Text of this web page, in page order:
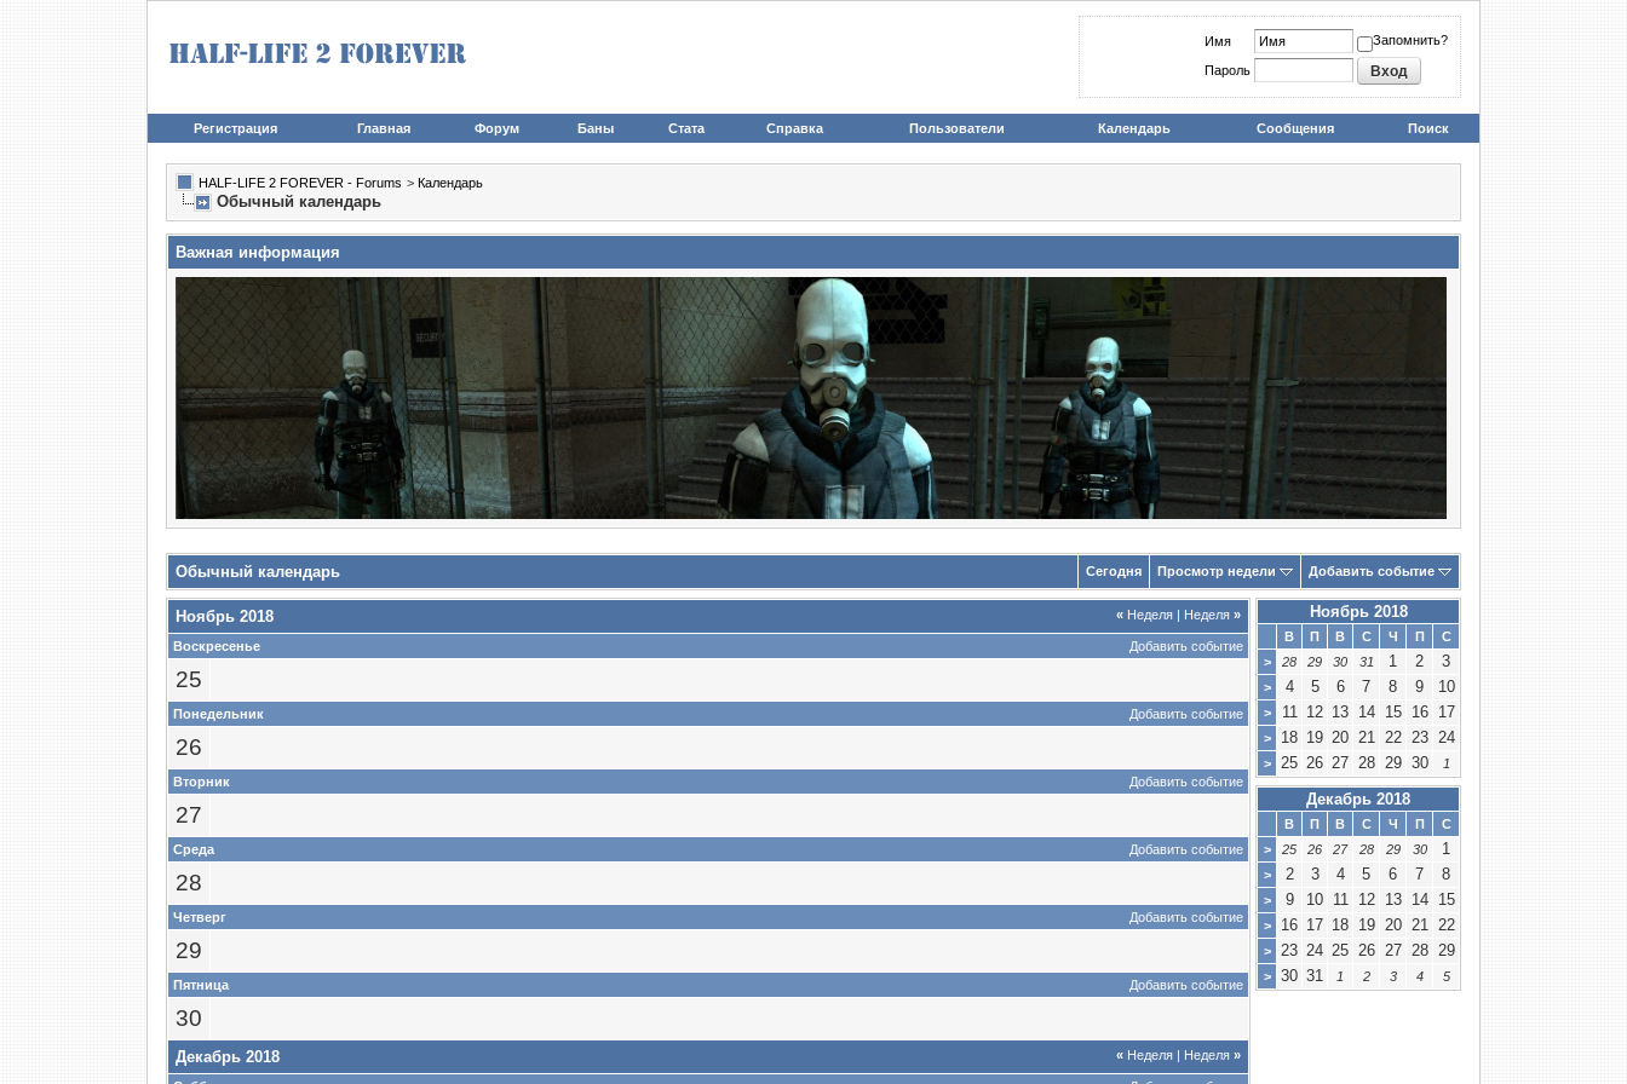
Имя Запомнить?
Пароль
Регистрация Главная Форум Баны Стата Справка Пользователи Календарь Сообщения Поиск
HALF-LIFE 2 FOREVER - Forums > Календарь
Обычный календарь
Важная информация
Обычный календарь Сегодня Просмотр недели Добавить событие
« Неделя | Неделя »
Ноябрь 2018
Добавить событие
Воскресенье
25
Добавить событие
Понедельник
26
Добавить событие
Вторник
27
Добавить событие
Среда
28
Добавить событие
Четверг
29
Добавить событие
Пятница
30
« Неделя | Неделя »
Декабрь 2018
Ноябрь 2018
В П В С Ч П
С
>
28 29 30 31 1 2 3
> 4 5 6 7 8 9 10
> 11 12 13 14 15 16 17
> 18 19 20 21 22 23 24
> 25 26 27 28 29 30 1
Декабрь 2018
В П В С Ч П
С
>
25 26 27 28 29 30 1
> 2 3 4 5 6 7 8
> 9 10 11 12 13 14 15
> 16 17 18 19 20 21 22
> 23 24 25 26 27 28 29
> 30 31 1 2 3 4 5